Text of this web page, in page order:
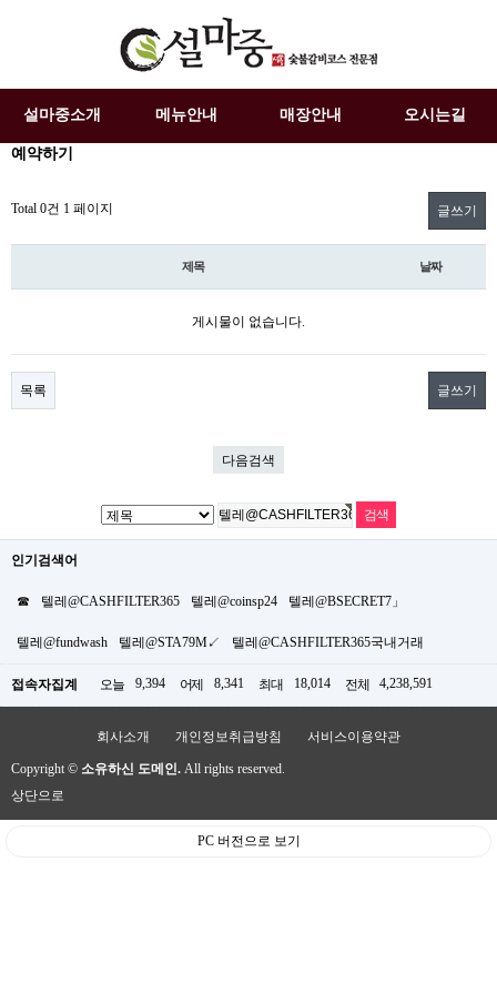
설마중소개 메뉴안내 매장안내 오시는길
예약하기
Total 0건 1 페이지 글쓰기
제목 날짜
게시물이 없습니다.
목록 글쓰기
다음검색
인기검색어
☎ 텔레@CASHFILTER365 텔레@coinsp24 텔레@BSECRET7」
텔레@fundwash 텔레@STA79M↙ 텔레@CASHFILTER365국내거래
접속자집계 오늘 9,394 어제 8,341 최대 18,014 전체 4,238,591
회사소개 개인정보취급방침 서비스이용약관
Copyright © 소유하신 도메인. All rights reserved.
상단으로
PC 버전으로 보기